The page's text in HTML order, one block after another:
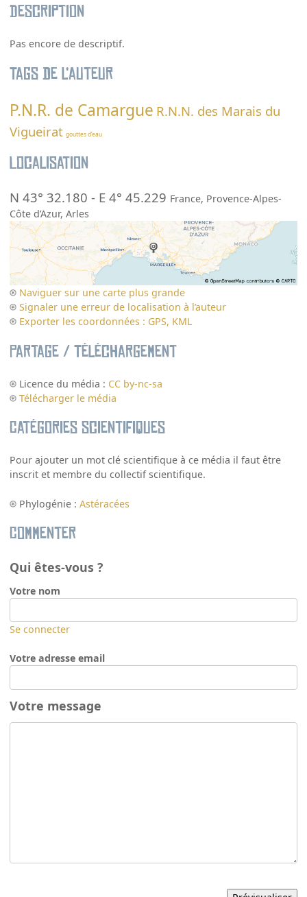
Description
Pas encore de descriptif.
Tags de l’auteur
P.N.R. de Camargue R.N.N. des Marais du
Vigueirat gouttes d’eau
Localisation
N 43° 32.180 - E 4° 45.229 France, Provence-Alpes-
Côte d’Azur,Arles
Naviguer sur une carte plus grande
Signaler une erreur de localisation à l’auteur
Exporter les coordonnées : GPS, KML
Partage / Téléchargement
Licence du média : CC by-nc-sa
Télécharger le média
Catégories scientifiques
Pour ajouter un mot clé scientifique à ce média il faut être
inscrit et membre du collectif scientifique.
Phylogénie :Astéracées
Commenter
Qui êtes-vous ?
Votre nom
Se connecter
Votre adresse email
Votre message